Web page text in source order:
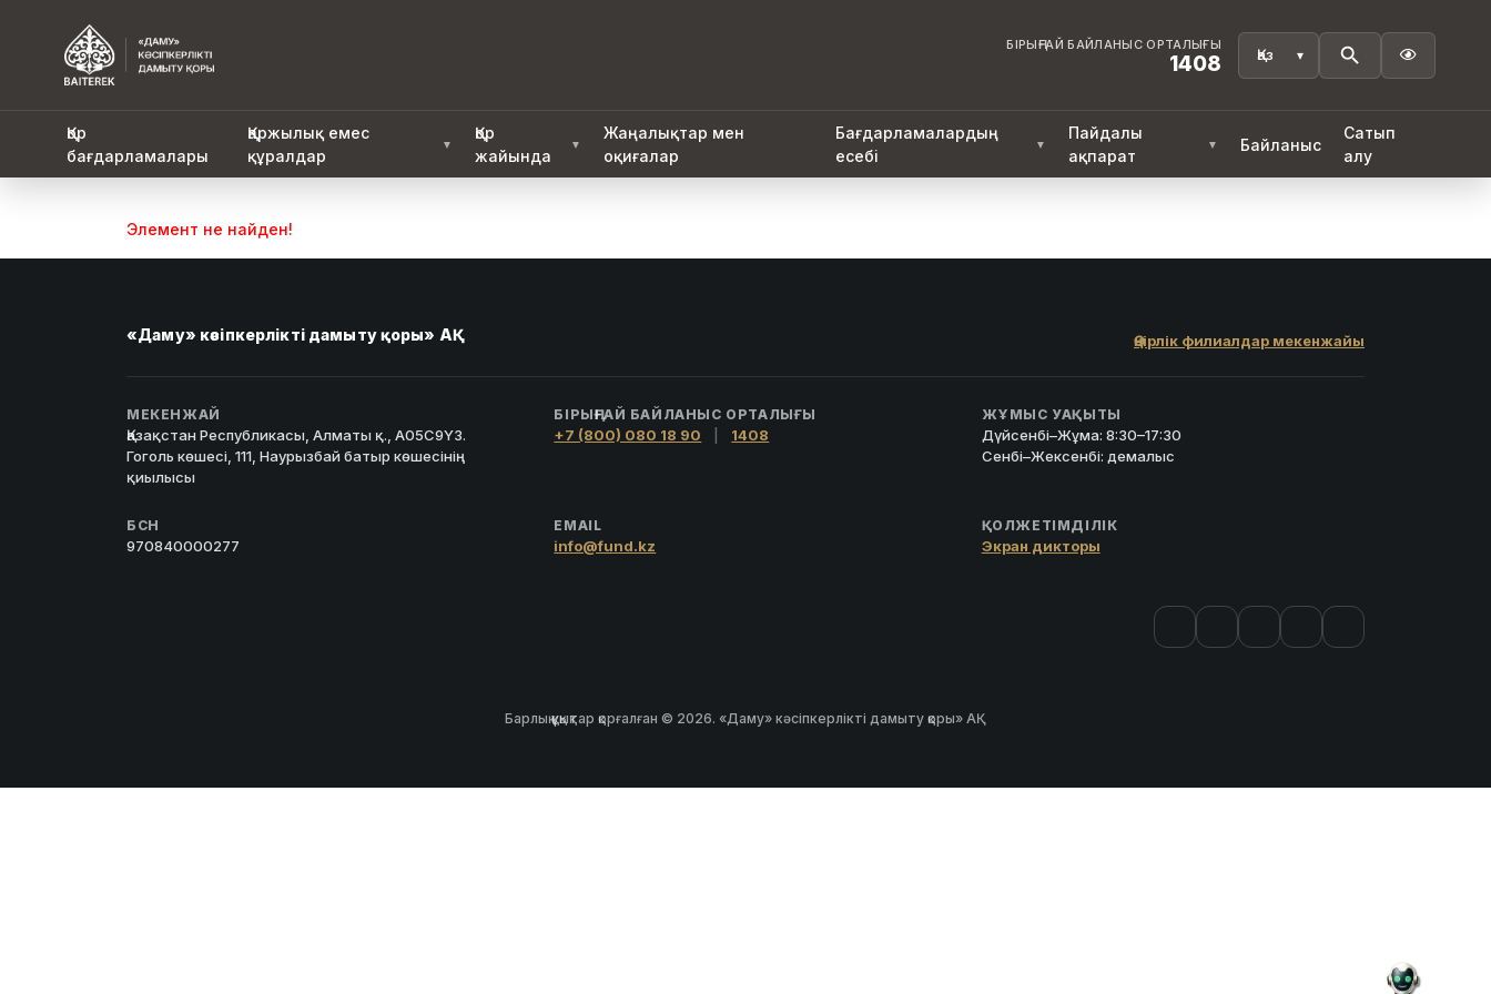
БІРЫҢҒАЙ БАЙЛАНЫС ОРТАЛЫҒЫ
1408 
Қор
бағдарламалары
Қаржылық емес
құралдар
▼
Қор
жайында
▼
Жаңалықтар мен
оқиғалар
Бағдарламалардың
есебі
▼
Пайдалы
ақпарат
▼ Байланыс
Сатып
алу
Элемент не найден!
«Даму» кәсіпкерлікті дамыту қоры» АҚ Өңірлік филиалдар мекенжайы
МЕКЕНЖАЙ
Қазақстан Республикасы, Алматы қ., A05C9Y3.
Гоголь көшесі, 111, Наурызбай батыр көшесінің
қиылысы
БІРЫҢҒАЙ БАЙЛАНЫС ОРТАЛЫҒЫ
+7 (800) 080 18 90 1408
ЖҰМЫС УАҚЫТЫ
Дүйсенбі–Жұма: 8:30–17:30
Сенбі–Жексенбі: демалыс
БСН
970840000277
EMAIL
info@fund.kz
ҚОЛЖЕТІМДІЛІК
Экран дикторы
Барлық құқықтар қорғалған © 2026. «Даму» кәсіпкерлікті дамыту қоры» АҚ